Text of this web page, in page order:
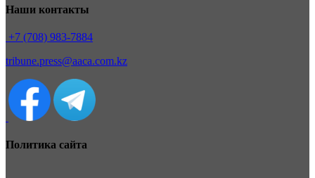
Наши контакты
+7 (708) 983-7884
tribune.press@aaca.com.kz
Политика сайта